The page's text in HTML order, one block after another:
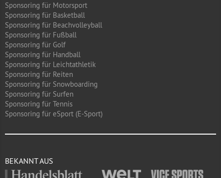
Sponsoring für Motorsport
Sponsoring für Basketball
Sponsoring für Beachvolleyball
Sponsoring für Fußball
Sponsoring für Golf
Sponsoring für Handball
Sponsoring für Leichtathletik
Sponsoring für Reiten
Sponsoring für Snowboarding
Sponsoring für Surfen
Sponsoring für Tennis
Sponsoring für eSport (E-Sport)
BEKANNT AUS